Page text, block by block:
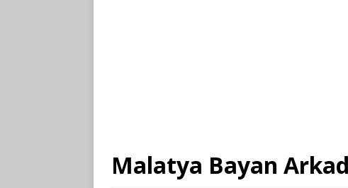
Malatya Bayan